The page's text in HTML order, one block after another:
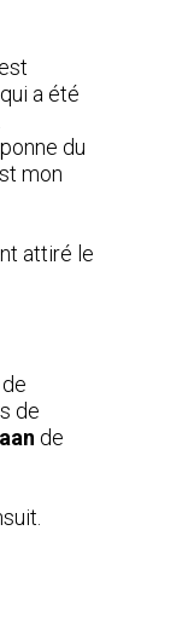
a été
du
mon
attiré le
de
de